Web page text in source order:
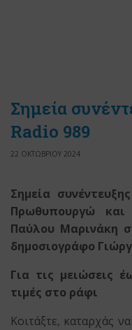
Σημεία
Radio 989
22 ΟΚΤΩΒΡΙΟΥ 2024
Σημεία
Πρωθυπουργώ και
Παύλου Μαρινάκη
δημοσιογράφο
Για τις μειώσεις
τιμές στο ράφι
Κοιτάξτε, καταρχάς